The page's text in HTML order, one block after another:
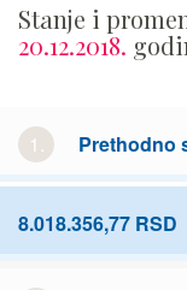
Stanje i
20.12.2018.
1. Prethodno
8.018.356,77 RSD